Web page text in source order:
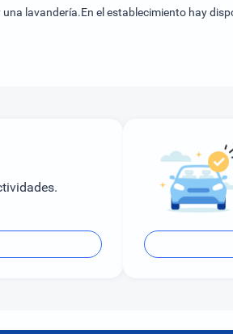
lavandería.En el establecimiento hay